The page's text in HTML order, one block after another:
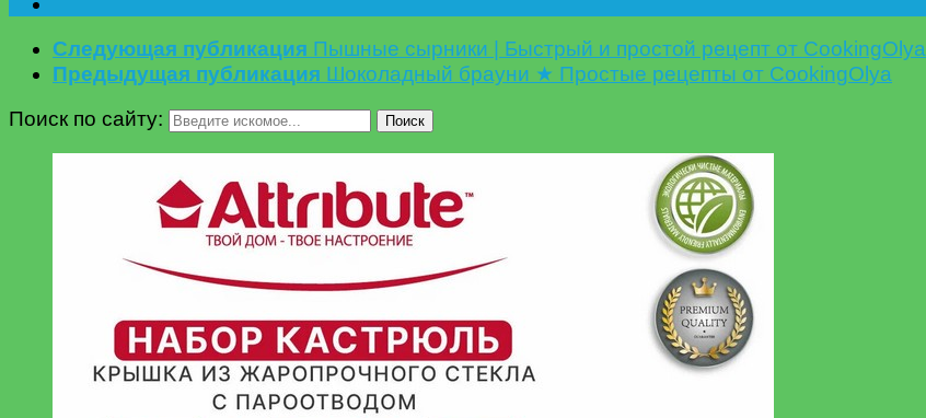
Следующая публикация Пышные сырники | Быстрый и простой рецепт от CookingOlya
Предыдущая публикация Шоколадный брауни ★ Простые рецепты от CookingOlya
Поиск по сайту:
Поиск